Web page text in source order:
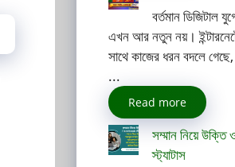
বর্তমান ডিজিটাল
এখন আর নতুন নয়।
সাথে কাজের ধরন বদলে
...
Read more
সম্মান নিয়ে
স্ট্যাটাস